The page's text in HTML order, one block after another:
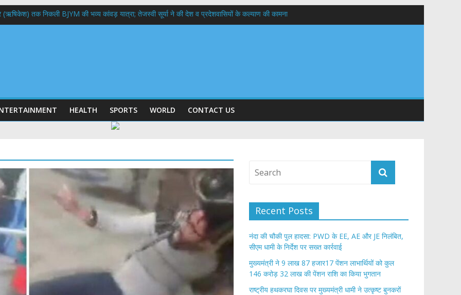
(ऋषिकेश) तक निकली BJYM की भव्य कांवड़ यात्रा; तेजस्वी सूर्या ने की देश व प्रदेशवासियों के कल्याण की कामना
PWD के EE, AE और JE निलंबित, सीएम धामी के निर्देश पर सख्त कार्रवाई
HEALTH SPORTS WORLD CONTACT US
Recent Posts
नंदा की चौकी पुल हादसा: PWD के EE, AE और JE निलंबित,
सीएम धामी के निर्देश पर सख्त कार्रवाई
मुख्यमंत्री ने 9 लाख 87 हजार17 पेंशन लाभार्थियों को कुल
146 करोड़ 32 लाख की पेंशन राशि का किया भुगतान
राष्ट्रीय हथकरघा दिवस पर मुख्यमंत्री धामी ने उत्कृष्ट बुनकरों